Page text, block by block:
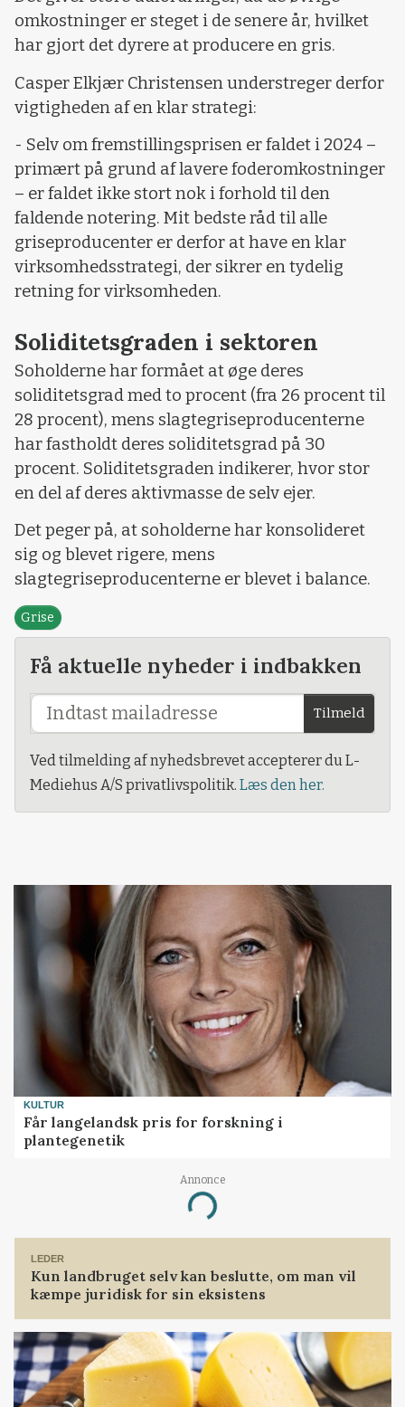
omkostninger er steget i de senere år, hvilket
har gjort det dyrere at producere en gris.
Casper Elkjær Christensen understreger derfor
vigtigheden af en klar strategi:
- Selv om fremstillingsprisen er faldet i 2024 –
primært på grund af lavere foderomkostninger
– er faldet ikke stort nok i forhold til den
faldende notering. Mit bedste råd til alle
griseproducenter er derfor at have en klar
virksomhedsstrategi, der sikrer en tydelig
retning for virksomheden.
Soliditetsgraden i sektoren
Soholderne har formået at øge deres
soliditetsgrad med to procent (fra 26 procent til
28 procent), mens slagtegriseproducenterne
har fastholdt deres soliditetsgrad på 30
procent. Soliditetsgraden indikerer, hvor stor
en del af deres aktivmasse de selv ejer.
Det peger på, at soholderne har konsolideret
sig og blevet rigere, mens
slagtegriseproducenterne er blevet i balance.
Grise
Få aktuelle nyheder i indbakken
Tilmeld
Ved tilmelding af nyhedsbrevet accepterer du L-
Mediehus A/S privatlivspolitik. Læs den her.
KULTUR
Får langelandsk pris for forskning i
plantegenetik
Annonce
Loading...
LEDER
Kun landbruget selv kan beslutte, om man vil
kæmpe juridisk for sin eksistens